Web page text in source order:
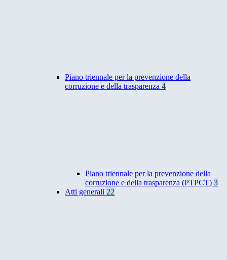
Piano triennale per la prevenzione della
corruzione e della trasparenza 4
Piano triennale per la prevenzione della
corruzione e della trasparenza (PTPCT) 3
Atti generali 22